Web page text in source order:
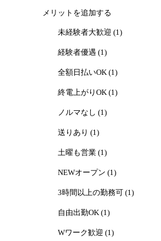
メリットを追加する
未経験者大歓迎 (1)
経験者優遇 (1)
全額日払いOK (1)
終電上がりOK (1)
ノルマなし (1)
送りあり (1)
土曜も営業 (1)
NEWオープン (1)
3時間以上の勤務可 (1)
自由出勤OK (1)
Wワーク歓迎 (1)